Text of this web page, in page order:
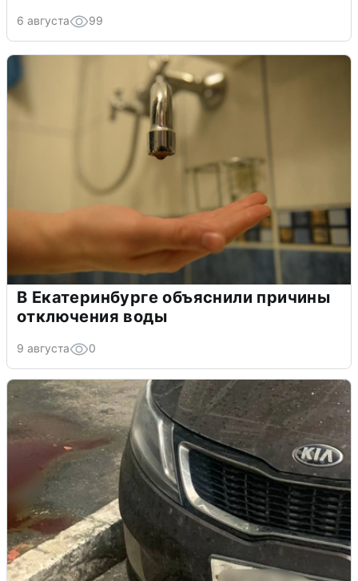
6 августа 99
В Екатеринбурге объяснили причины
отключения воды
9 августа 0